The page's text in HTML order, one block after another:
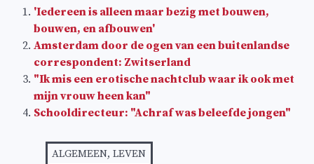
'Iedereen is alleen maar bezig met bouwen,
bouwen, en afbouwen'
Amsterdam door de ogen van een buitenlandse
correspondent: Zwitserland
"Ik mis een erotische nachtclub waar ik ook met
mijn vrouw heen kan"
Schooldirecteur: "Achraf was beleefde jongen"
ALGEMEEN,LEVEN